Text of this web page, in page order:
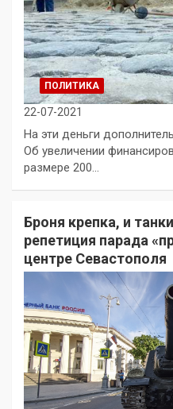
ПОЛИТИКА
22-07-2021
На эти деньги
Об увеличении
размере 200…
Броня крепка, и
репетиция парада
центре Севастополя